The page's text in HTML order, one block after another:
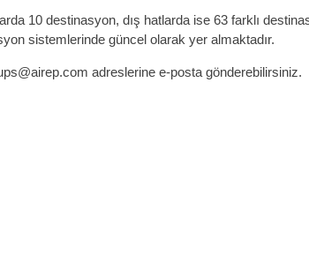
10 destinasyon, dış hatlarda ise 63 farklı
sistemlerinde güncel olarak yer almaktadır.
adreslerine e-posta gönderebilirsiniz.